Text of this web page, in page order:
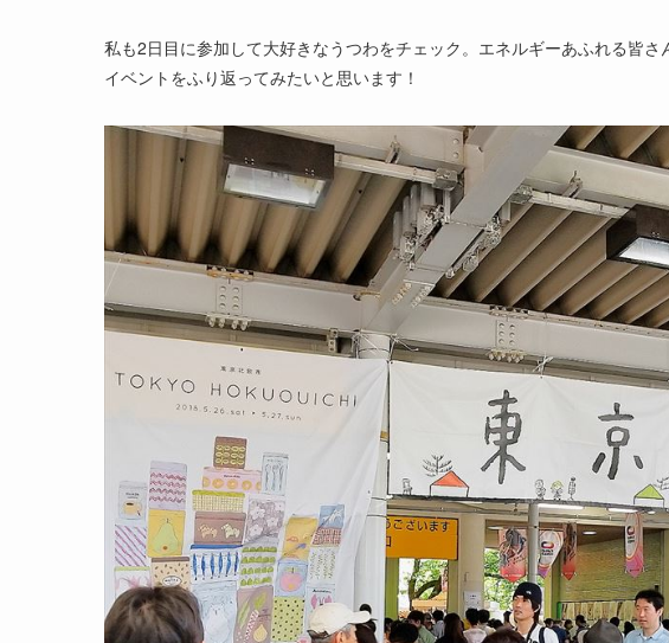
私も2日目に参加して大好きなうつわをチェック。エネルギーあふれる皆
イベントをふり返ってみたいと思います！